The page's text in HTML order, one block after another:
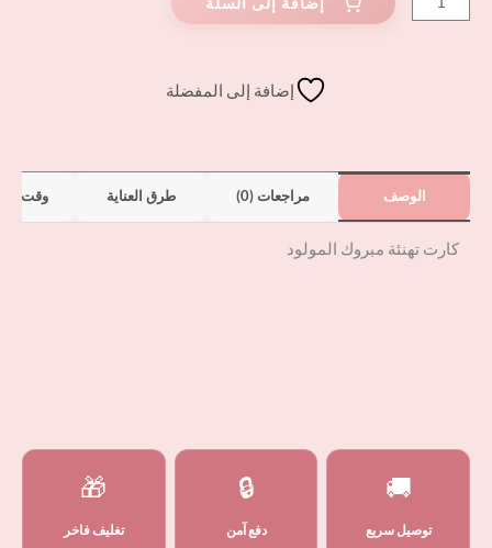
إضافة إلى المفضلة
الوصف مراجعات (0) طرق العناية وقت
كارت تهنئة مبروك المولود
🚚
توصيل سريع
🔒
دفع آمن
🎁
تغليف فاخر